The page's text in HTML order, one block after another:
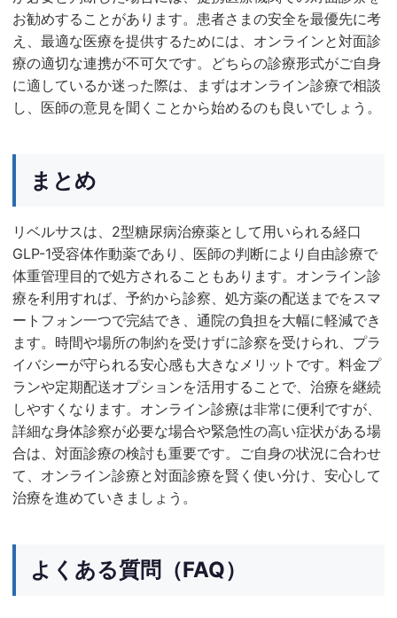
お勧めすることがあります。患者さまの安全を最優先に考
え、最適な医療を提供するためには、オンラインと対面診
療の適切な連携が不可欠です。どちらの診療形式がご自身
に適しているか迷った際は、まずはオンライン診療で相談
し、医師の意見を聞くことから始めるのも良いでしょう。
まとめ
リベルサスは、2型糖尿病治療薬として用いられる経口
GLP-1受容体作動薬であり、医師の判断により自由診療で
体重管理目的で処方されることもあります。オンライン診
療を利用すれば、予約から診察、処方薬の配送までをスマ
ートフォン一つで完結でき、通院の負担を大幅に軽減でき
ます。時間や場所の制約を受けずに診察を受けられ、プラ
イバシーが守られる安心感も大きなメリットです。料金プ
ランや定期配送オプションを活用することで、治療を継続
しやすくなります。オンライン診療は非常に便利ですが、
詳細な身体診察が必要な場合や緊急性の高い症状がある場
合は、対面診療の検討も重要です。ご自身の状況に合わせ
て、オンライン診療と対面診療を賢く使い分け、安心して
治療を進めていきましょう。
よくある質問（FAQ）